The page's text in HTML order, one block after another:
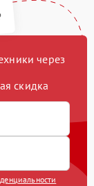
через
скидка